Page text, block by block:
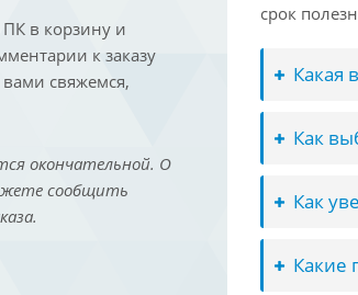
в корзину и
к заказу
свяжемся,
окончательной. О
сообщить
срок
Какая
Как
Как
Какие